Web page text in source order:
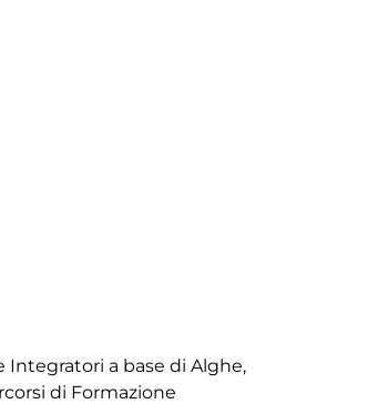
a base di Alghe,
di Formazione